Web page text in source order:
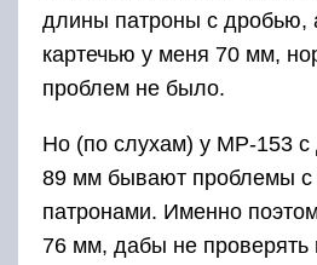
длины патроны с дробью,
картечью у меня 70 мм,
проблем не было.
Но (по слухам) у МР-153 с
89 мм бывают проблемы с
патронами. Именно
76 мм, дабы не проверять